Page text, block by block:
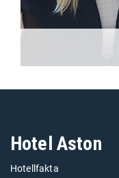
Hotel Aston
Hotellfakta